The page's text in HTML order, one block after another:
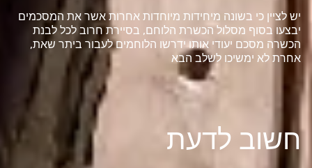
יש לציין כי בשונה מיחידות מיוחדות אחרות אשר את המסכמים
יבצעו בסוף מסלול הכשרת הלוחם, בסיירת חרוב לכל לבנת
הכשרה מסכם יעודי אותו ידרשו הלוחמים לעבור ביתר שאת,
אחרת לא ימשיכו לשלב הבא
חשוב לדעת